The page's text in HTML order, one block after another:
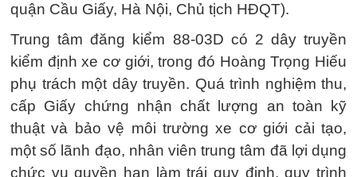
quận Cầu Giấy, Hà Nội, Chủ tịch HĐQT).
Trung tâm đăng kiểm 88-03D có 2 dây truyền
kiểm định xe cơ giới, trong đó Hoàng Trọng Hiếu
phụ trách một dây truyền. Quá trình nghiệm thu,
cấp Giấy chứng nhận chất lượng an toàn kỹ
thuật và bảo vệ môi trường xe cơ giới cải tạo,
một số lãnh đạo, nhân viên trung tâm đã lợi dụng
chức vụ quyền hạn làm trái quy định, quy trình